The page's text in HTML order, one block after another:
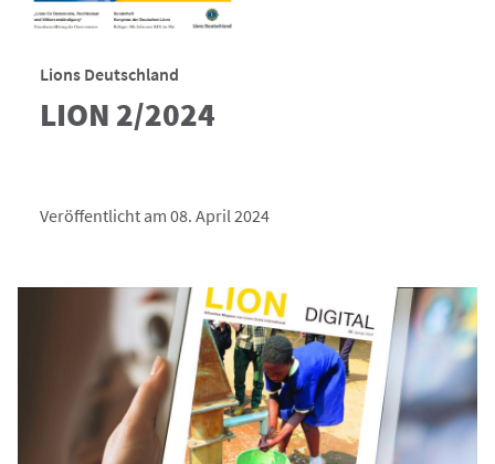
Lions Deutschland
LION 2/2024
Veröffentlicht am 08. April 2024